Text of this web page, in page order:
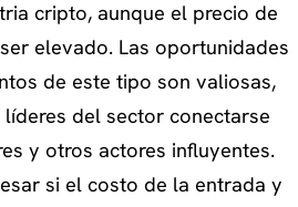
cripto, aunque el precio de
elevado. Las oportunidades
de este tipo son valiosas,
del sector conectarse
y otros actores influyentes.
si el costo de la entrada y